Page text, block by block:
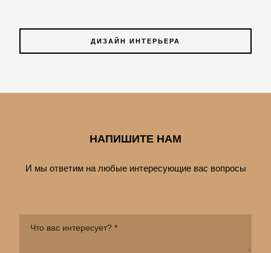
ДИЗАЙН ИНТЕРЬЕРА
НАПИШИТЕ НАМ
И мы ответим на любые интересующие вас вопросы